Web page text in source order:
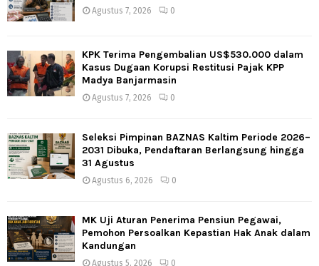
Agustus 7, 2026 0
KPK Terima Pengembalian US$530.000 dalam
Kasus Dugaan Korupsi Restitusi Pajak KPP
Madya Banjarmasin
Agustus 7, 2026 0
Seleksi Pimpinan BAZNAS Kaltim Periode 2026–
2031 Dibuka, Pendaftaran Berlangsung hingga
31 Agustus
Agustus 6, 2026 0
MK Uji Aturan Penerima Pensiun Pegawai,
Pemohon Persoalkan Kepastian Hak Anak dalam
Kandungan
Agustus 5, 2026 0